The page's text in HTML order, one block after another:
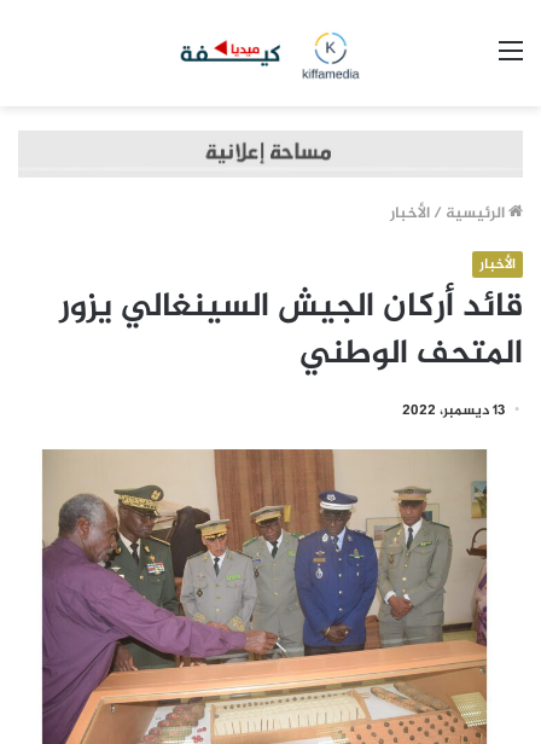
الرئيسية /الأخبار
الأخبار
قائد أركان الجيش السينغالي يزور
المتحف الوطني
13 ديسمبر، 2022